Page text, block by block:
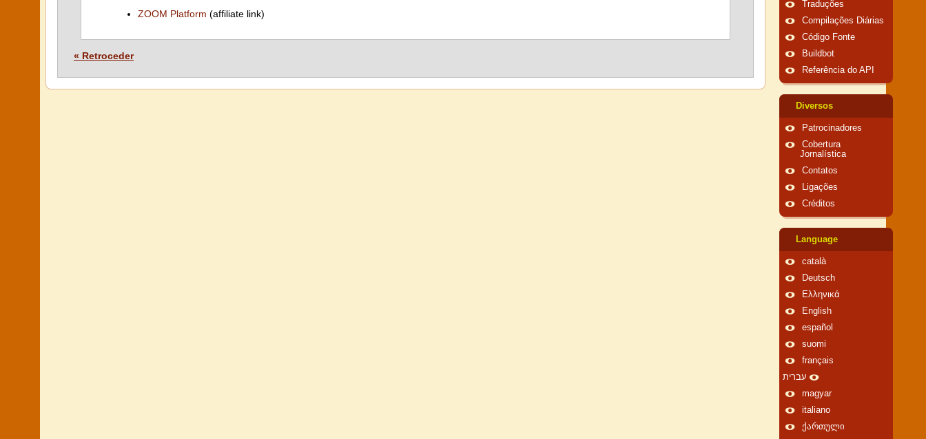
ZOOM Platform (affiliate link)
« Retroceder
Traduções
Compilações Diárias
Código Fonte
Buildbot
Referência do API
Diversos
Patrocinadores
Cobertura
Jornalística
Contatos
Ligações
Créditos
Language
català
Deutsch
Ελληνικά
English
español
suomi
français
עברית
magyar
italiano
ქართული